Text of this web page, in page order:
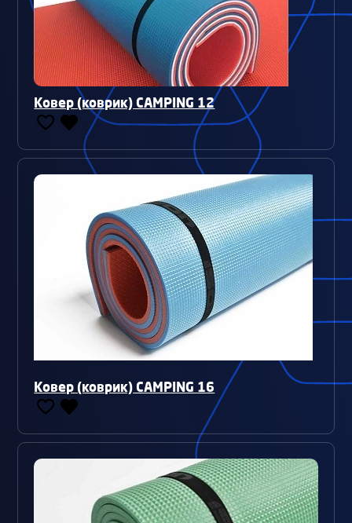
Ковер (коврик) CAMPING 12
Ковер (коврик) CAMPING 16